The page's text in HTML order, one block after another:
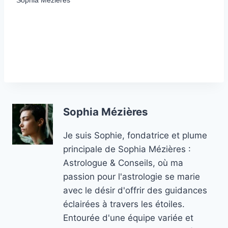
Sophia Mézières
Je suis Sophie, fondatrice et plume
principale de Sophia Mézières :
Astrologue & Conseils, où ma
passion pour l'astrologie se marie
avec le désir d'offrir des guidances
éclairées à travers les étoiles.
Entourée d'une équipe variée et